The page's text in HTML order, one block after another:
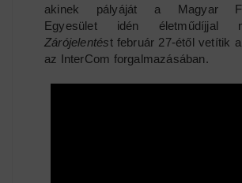
akinek pályáját a Magyar
Egyesület idén életműdíjjal
Zárójelentést február 27-étől vetítik
az InterCom forgalmazásában.